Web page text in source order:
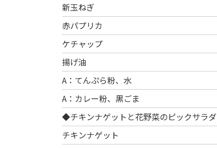
新玉ねぎ
赤パプリカ
ケチャップ
揚げ油
A：てんぷら粉、水
A：カレー粉、黒ごま
◆チキンナゲットと花野菜のピックサラダ
チキンナゲット